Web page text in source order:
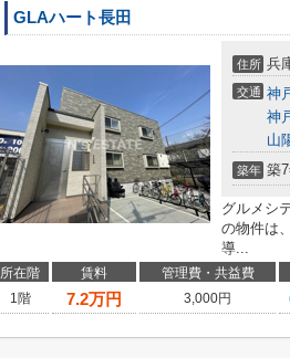
GLAハート長田
住所 兵
交通 神
神
山
築年 築
グルメシ
の物件は
導...
所在階 賃料 管理費・共益費
1階
7.2万円 3,000円